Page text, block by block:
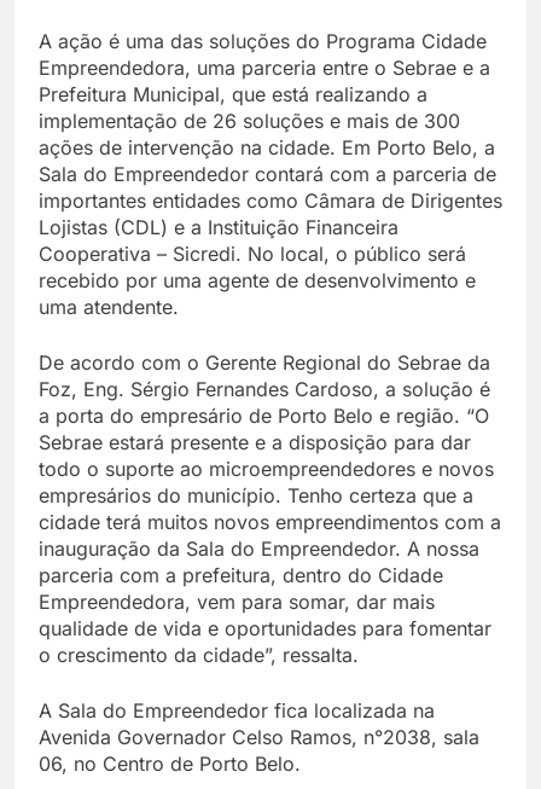
A ação é uma das soluções do Programa Cidade
Empreendedora, uma parceria entre o Sebrae e a
Prefeitura Municipal, que está realizando a
implementação de 26 soluções e mais de 300
ações de intervenção na cidade. Em Porto Belo, a
Sala do Empreendedor contará com a parceria de
importantes entidades como Câmara de Dirigentes
Lojistas (CDL) e a Instituição Financeira
Cooperativa – Sicredi. No local, o público será
recebido por uma agente de desenvolvimento e
uma atendente.
De acordo com o Gerente Regional do Sebrae da
Foz, Eng. Sérgio Fernandes Cardoso, a solução é
a porta do empresário de Porto Belo e região. “O
Sebrae estará presente e a disposição para dar
todo o suporte ao microempreendedores e novos
empresários do município. Tenho certeza que a
cidade terá muitos novos empreendimentos com a
inauguração da Sala do Empreendedor. A nossa
parceria com a prefeitura, dentro do Cidade
Empreendedora, vem para somar, dar mais
qualidade de vida e oportunidades para fomentar
o crescimento da cidade”, ressalta.
A Sala do Empreendedor fica localizada na
Avenida Governador Celso Ramos, n°2038, sala
06, no Centro de Porto Belo.